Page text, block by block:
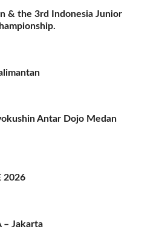
& the 3rd Indonesia Junior
Antar Dojo Medan
2026
– Jakarta